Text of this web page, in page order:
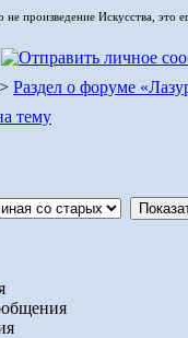
не произведение Искусства, это
Раздел о форуме